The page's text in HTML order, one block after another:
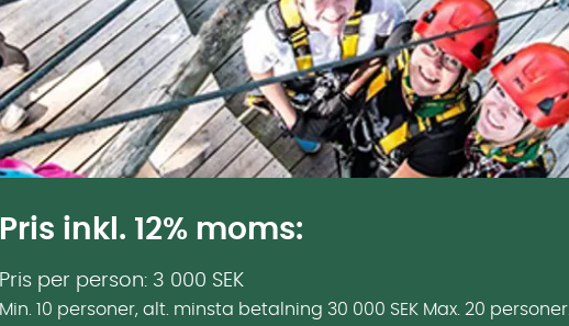
Pris inkl. 12% moms:
Pris per person: 3 000 SEK
Min. 10 personer, alt. minsta betalning 30 000 SEK Max. 20 personer.